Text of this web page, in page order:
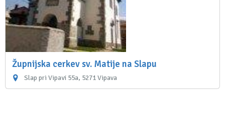
Župnijska cerkev sv. Matije na Slapu
Slap pri Vipavi 55a, 5271 Vipava